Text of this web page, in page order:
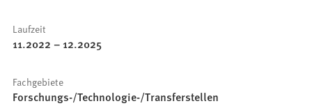
Laufzeit
11.2022 – 12.2025
Fachgebiete
Forschungs-/Technologie-/Transferstellen